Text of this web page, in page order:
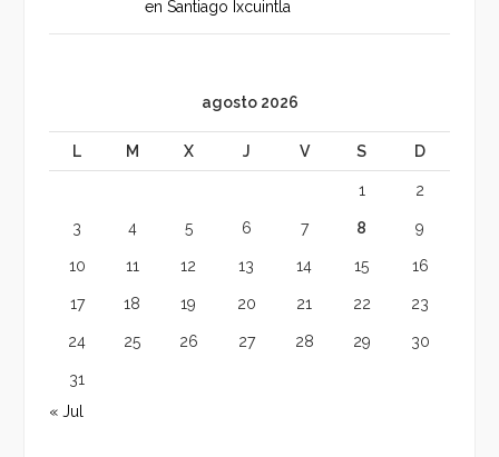
en Santiago Ixcuintla
agosto 2026
L M X J V S D
1 2
3 4 5 6 7 8 9
10 11 12 13 14 15 16
17 18 19 20 21 22 23
24 25 26 27 28 29 30
31
« Jul